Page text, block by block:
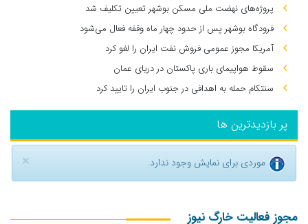
پروژه‌های نهضت ملی مسکن بوشهر تعیین تکلیف شد
فرودگاه بوشهر پس از حدود چهار ماه وقفه فعال می‌شود
آمریکا مجوز عمومی فروش نفت ایران را لغو کرد
سقوط هواپیمای باری پاکستان در دریای عمان
سنتکام حمله به اهدافی در جنوب ایران را تایید کرد
پر بازدیدترین ها
× موردی برای نمایش وجود ندارد.
مجوز فعالیت خارگ نیوز